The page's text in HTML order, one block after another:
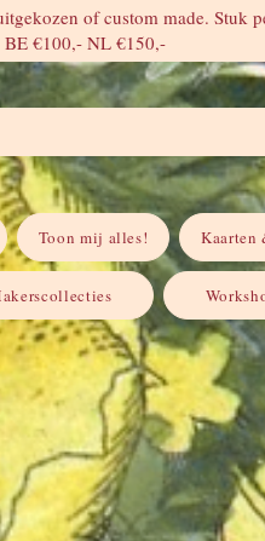
of custom made. Stuk
BE €100,- NL €150,-
Toon mij alles!